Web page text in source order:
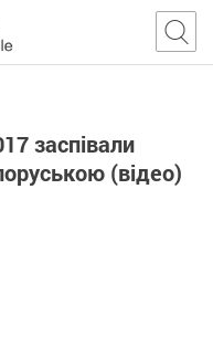
заспівали
(відео)